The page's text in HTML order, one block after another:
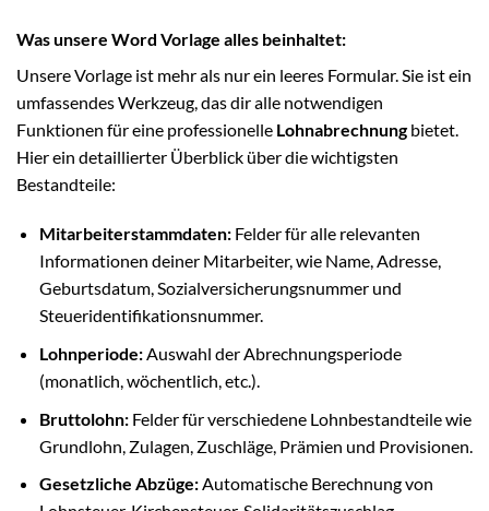
Was unsere Word Vorlage alles beinhaltet:
Unsere Vorlage ist mehr als nur ein leeres Formular. Sie ist ein
umfassendes Werkzeug, das dir alle notwendigen
Funktionen für eine professionelle Lohnabrechnungbietet.
Hier ein detaillierter Überblick über die wichtigsten
Bestandteile:
Mitarbeiterstammdaten:Felder für alle relevanten
Informationen deiner Mitarbeiter, wie Name, Adresse,
Geburtsdatum, Sozialversicherungsnummer und
Steueridentifikationsnummer.
Lohnperiode:Auswahl der Abrechnungsperiode
(monatlich, wöchentlich, etc.).
Bruttolohn:Felder für verschiedene Lohnbestandteile wie
Grundlohn, Zulagen, Zuschläge, Prämien und Provisionen.
Gesetzliche Abzüge:Automatische Berechnung von